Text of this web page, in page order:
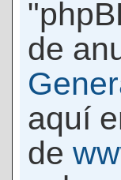
de
aquí
de